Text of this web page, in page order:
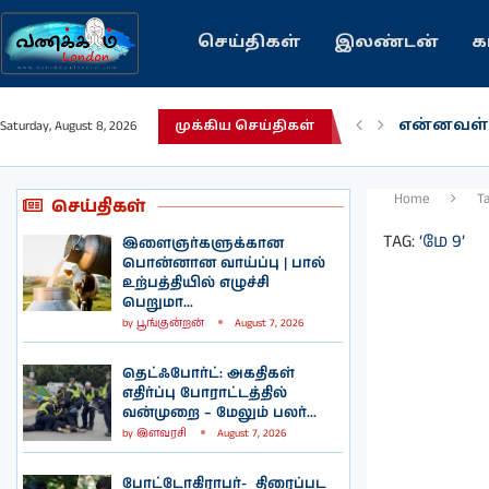
செய்திகள் இலண்டன்
Saturday, August 8, 2026 முக்கிய செய்திகள்
என்னவள்!
செய்திகள்
இளைஞர்களுக்கான
பொன்னான வாய்ப்பு | பால்
உற்பத்தியில் எழுச்சி
பெறுமா...
by பூங்குன்றன் August 7, 2026
தெட்ஃபோர்ட்: அகதிகள்
எதிர்ப்பு போராட்டத்தில்
வன்முறை – மேலும் பலர்...
by இளவரசி August 7, 2026
போட்டோகிராபர்- ‌ திரைப்பட
Home
TAG:‘மே 9’